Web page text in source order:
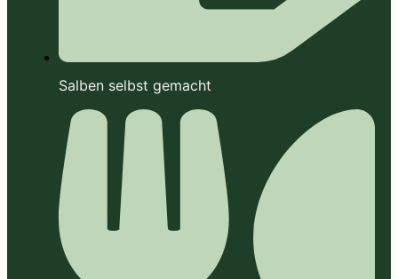
Salben selbst gemacht